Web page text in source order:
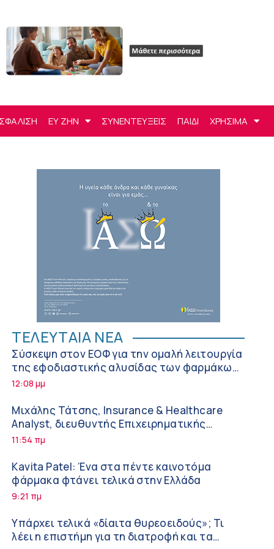
ΕΥ ΖΗΝ ΣΥΝΕΝΤΕΥΞΕΙΣ ΠΑΙΔΙ ΧΡΗΣΙΜΑ
ΤΕΛΕΥΤΑΙΑ ΝΕΑ
Σύσκεψη στον ΕΟΦ για την ομαλή λειτουργία
της εφοδιαστικής αλυσίδας των φαρμάκων
στη διάρκεια του καλοκαιριού
12:08 μμ
Μιχάλης Τάτσης, Insurance & Healthcare
Analyst, διευθυντής Επιχειρηματικής
Ανάπτυξης Ομίλου HHG
11:54 πμ
Kavita Patel: Ένα στα πέντε καινοτόμα
φάρμακα φτάνει τελικά στην Ελλάδα
9:21 πμ
Υπάρχει τελικά «δίαιτα θυρεοειδούς»; Τι
λέει η επιστήμη για τη διατροφή και τα